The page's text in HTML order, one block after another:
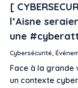
[
l’Aisne
une
Cybersécurité,
Face à la grande
un contexte